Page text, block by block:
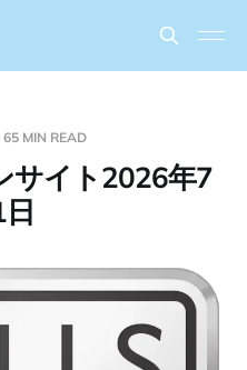
65 MIN READ
サイト2026年7